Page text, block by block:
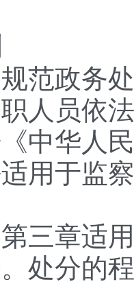
范政务
人员依
中华人
用于监
三章适
处分的